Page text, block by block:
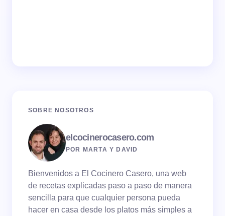
SOBRE NOSOTROS
elcocinerocasero.com
POR MARTA Y DAVID
Bienvenidos a El Cocinero Casero, una web
de recetas explicadas paso a paso de manera
sencilla para que cualquier persona pueda
hacer en casa desde los platos más simples a